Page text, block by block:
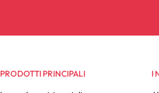
PRODOTTI PRINCIPALI I